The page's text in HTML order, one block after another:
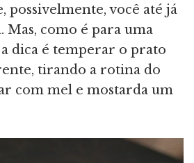
possivelmente, você até já
Mas, como é para uma
a dica é temperar o prato
tirando a rotina do
com mel e mostarda um